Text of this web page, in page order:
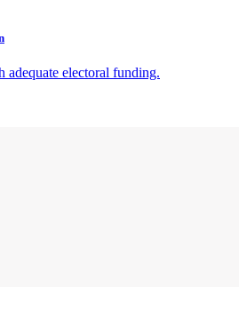
electoral funding.